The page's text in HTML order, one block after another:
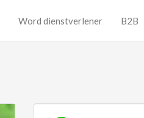
Word dienstverlener B2B